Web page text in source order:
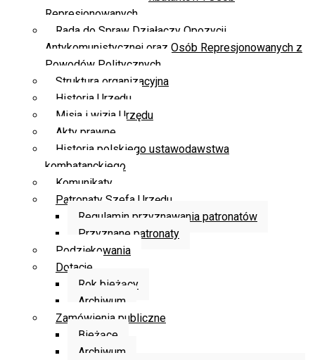
Represjonowanych
Rada do Spraw Działaczy Opozycji
Antykomunistycznej oraz Osób Represjonowanych z
Powodów Politycznych
Struktura organizacyjna
Historia Urzędu
Misja i wizja Urzędu
Akty prawne
Historia polskiego ustawodawstwa
kombatanckiego
Komunikaty
Patronaty Szefa Urzędu
Regulamin przyznawania patronatów
Przyznane patronaty
Podziękowania
Dotacje
Rok bieżący
Archiwum
Zamówienia publiczne
Bieżące
Archiwum